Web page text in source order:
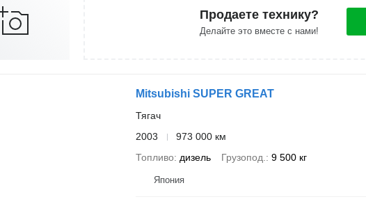
Продаете технику?
Делайте это вместе с нами!
Mitsubishi SUPER GREAT
Тягач
2003
973 000 км
Топливо
дизель Грузопод. 9 500 кг
Япония